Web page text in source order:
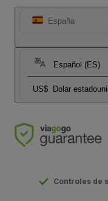
España
Español (ES)
US$ Dolar
Controles de